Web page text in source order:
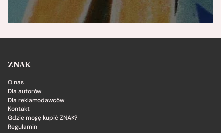
ZNAK
O nas
Dla autorów
Dla reklamodawców
Kontakt
Gdzie mogę kupić ZNAK?
Regulamin